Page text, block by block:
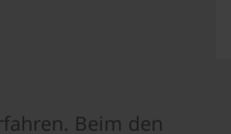
Beim den